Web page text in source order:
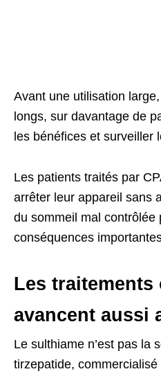
Avant une utilisation
longs, sur davantage de
les bénéfices et surveiller
Les patients traités par
arrêter leur appareil sans
du sommeil mal contrôlée
conséquences
Les traitements
avancent aussi
Le sulthiame n’est pas la
tirzepatide,